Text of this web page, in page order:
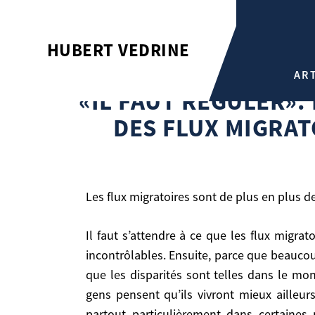
HUBERT VEDRINE
«IL FAUT RÉGULER».
DES FLUX
Les flux migratoires sont de plus en plus
Il faut s’attendre à ce que les flux migratoires augmentent régulièrement. D’abord parce que les déplacements sont de plus en plus faciles et
incontrôlables. Ensuite, parce que
que les disparités sont telles dans le
gens pensent qu’ils vivront mieux
«IL FAUT RÉGULER». INTERVIEW D’HUBERT VÉDRINE SUR LA QUESTION DES FLUX
MIGRATOIRES PARUE DANS
«Il faut réguler». Interview d’Hubert Védrine sur
Les flux migratoires sont de plus en plus